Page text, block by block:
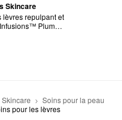
Skincare
repulpant et
Plump
hyaluronique
Skincare
Soins pour la peau
pour les lèvres